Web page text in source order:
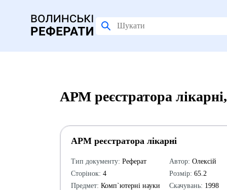
АРМ реєстратора
АРМ реєстратора лікарні
Тип документу: Реферат
Сторінок: 4
Предмет: Комп`ютерні науки
Автор: Олексій
Розмір: 65.2
Скачувань: 1998